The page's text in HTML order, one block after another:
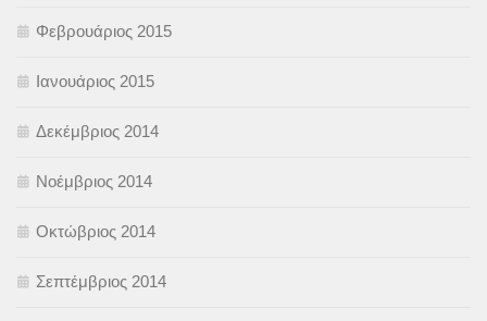
Φεβρουάριος 2015
Ιανουάριος 2015
Δεκέμβριος 2014
Νοέμβριος 2014
Οκτώβριος 2014
Σεπτέμβριος 2014